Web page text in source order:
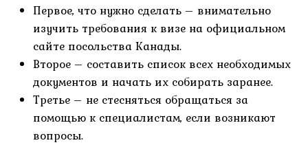
Первое, что нужно сделать – внимательно
изучить требования к визе на официальном
сайте посольства Канады.
Второе – составить список всех необходимых
документов и начать их собирать заранее.
Третье – не стесняться обращаться за
помощью к специалистам, если возникают
вопросы.